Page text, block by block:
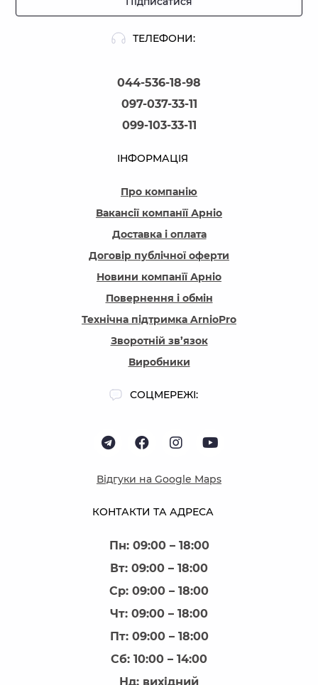
ТЕЛЕФОНИ:
044-536-18-98
097-037-33-11
099-103-33-11
КОНТАКТИ ТА АДРЕСА
Пн: 09:00 – 18:00
Вт: 09:00 – 18:00
Ср: 09:00 – 18:00
Чт: 09:00 – 18:00
Пт: 09:00 – 18:00
Сб: 10:00 – 14:00
Нд: вихідний
ІНФОРМАЦІЯ
Про компанію
Вакансії компанїї Арніо
Доставка і оплата
Договір публічної оферти
Новини компанїї Арніо
Повернення і обмін
Технічна підтримка ArnioPro
Зворотній зв’язок
Виробники
СОЦМЕРЕЖІ:
Відгуки на Google Maps